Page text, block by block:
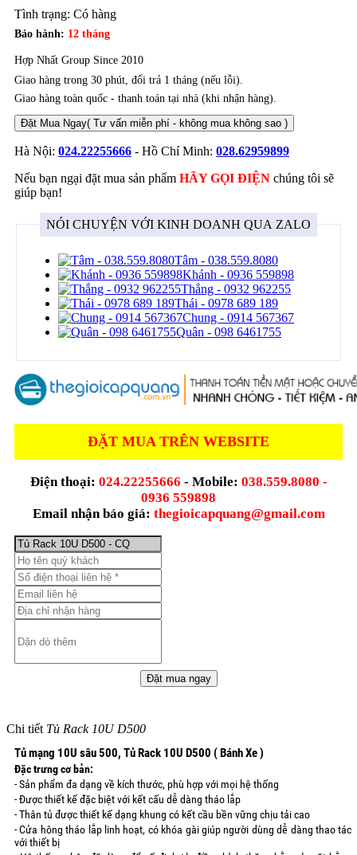
Tình trạng: Có hàng
Bảo hành: 12 tháng
Hợp Nhất Group Since 2010
Giao hàng trong 30 phút, đổi trả 1 tháng (nếu lỗi).
Giao hàng toàn quốc - thanh toán tại nhà (khi nhận hàng).
Đặt Mua Ngay( Tư vấn miễn phí - không mua không sao )
Hà Nội: 024.22255666 - Hồ Chí Minh: 028.62959899
Nếu bạn ngại đặt mua sản phẩm HÃY GỌI ĐIỆN chúng tôi sẽ
giúp bạn!
NÓI CHUYỆN VỚI KINH DOANH QUA ZALO
Tâm - 038.559.8080
Khánh - 0936 559898
Thắng - 0932 962255
Thái - 0978 689 189
Chung - 0914 567367
Quân - 098 6461755
ĐẶT MUA TRÊN WEBSITE
Điện thoại: 024.22255666 - Mobile: 038.559.8080 -
0936 559898
Email nhận báo giá: thegioicapquang@gmail.com
Chi tiết Tủ Rack 10U D500
Tủ mạng 10U sâu 500, Tủ Rack 10U D500 ( Bánh Xe )
Đặc trưng cơ bản:
- Sản phẩm đa dạng về kích thước, phù hợp với mọi hệ thống
- Được thiết kế đặc biệt với kết cấu dễ dàng tháo lắp
- Thân tủ được thiết kế dạng khung có kết cầu bền vững chịu tải cao
- Cửa hông tháo lắp linh hoạt, có khóa gài giúp người dùng dễ dàng thao tác
với thiết bị